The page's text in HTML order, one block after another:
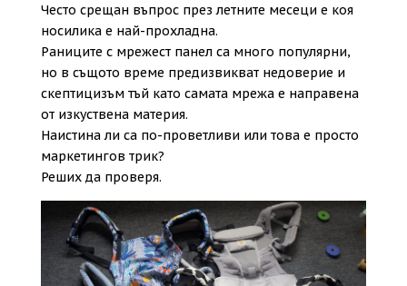
Често срещан въпрос през летните месеци е коя
носилика е най-прохладна.
Раниците с мрежест панел са много популярни,
но в същото време предизвикват недоверие и
скептицизъм тъй като самата мрежа е направена
от изкуствена материя.
Наистина ли са по-проветливи или това е просто
маркетингов трик?
Реших да проверя.